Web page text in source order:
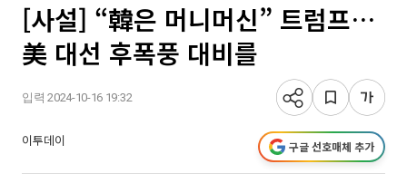
[사설] “韓은 머니머신” 트럼프…
美 대선 후폭풍 대비를
입력 2024-10-16 19:32
이투데이 구글 선호매체 추가